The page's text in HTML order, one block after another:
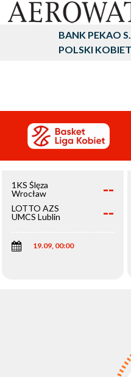
BANK PEKAO
POLSKI KOBIET
1KS Ślęza
Wrocław
--
LOTTO AZS
UMCS Lublin
--
19.09, 00:00